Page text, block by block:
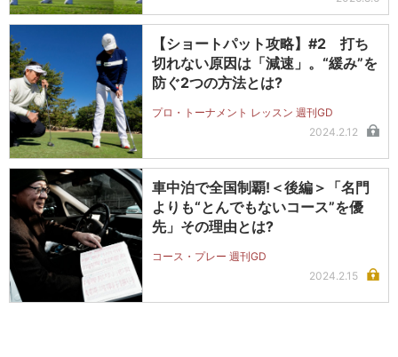
【ショートパット攻略】#2 打ち
切れない原因は「減速」。“緩み”を
防ぐ2つの方法とは?
プロ・トーナメント レッスン 週刊GD
2024.2.12
車中泊で全国制覇!＜後編＞「名門
よりも“とんでもないコース”を優
先」その理由とは?
コース・プレー 週刊GD
2024.2.15